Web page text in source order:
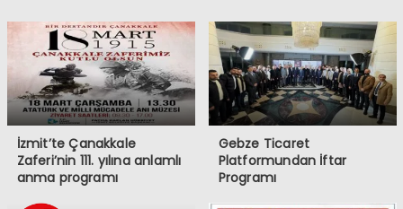
İzmit’te Çanakkale
Zaferi’nin 111. yılına anlamlı
anma programı
Gebze Ticaret
Platformundan İftar
Programı